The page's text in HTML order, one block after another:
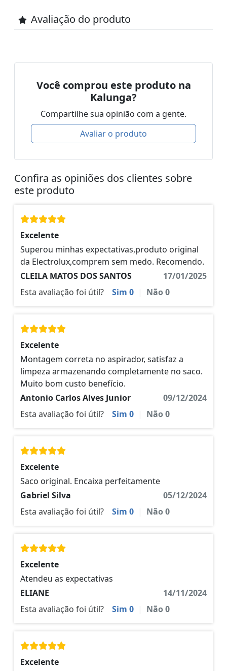
Avaliação do produto
Você comprou este produto na
Kalunga?
Compartilhe sua opinião com a gente.
Avaliar o produto
Confira as opiniões dos clientes sobre
este produto
Excelente
Superou minhas expectativas,produto original
da Electrolux,comprem sem medo. Recomendo.
CLEILA MATOS DOS SANTOS
17/01/2025
Esta avaliação foi útil?
Sim 0 | Não0
Excelente
Montagem correta no aspirador, satisfaz a
limpeza armazenando completamente no saco.
Muito bom custo benefício.
Antonio Carlos Alves Junior
09/12/2024
Esta avaliação foi útil?
Sim 0 | Não0
Excelente
Saco original. Encaixa perfeitamente
Gabriel Silva
05/12/2024
Esta avaliação foi útil?
Sim 0 | Não0
Excelente
Atendeu as expectativas
ELIANE
14/11/2024
Esta avaliação foi útil?
Sim 0 | Não0
Excelente